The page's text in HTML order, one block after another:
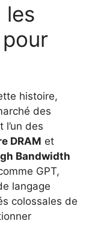
les
histoire,
des
des
DRAM et
Bandwidth
GPT,
langage
colossales de